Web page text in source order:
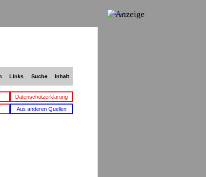
Links Suche Inhalt
Datenschutzerklärung
Aus anderen Quellen
Anzeige